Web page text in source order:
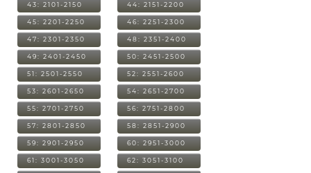
43: 2101-2150 44: 2151-2200
45: 2201-2250 46: 2251-2300
47: 2301-2350 48: 2351-2400
49: 2401-2450 50: 2451-2500
51: 2501-2550 52: 2551-2600
53: 2601-2650 54: 2651-2700
55: 2701-2750 56: 2751-2800
57: 2801-2850 58: 2851-2900
59: 2901-2950 60: 2951-3000
61: 3001-3050 62: 3051-3100